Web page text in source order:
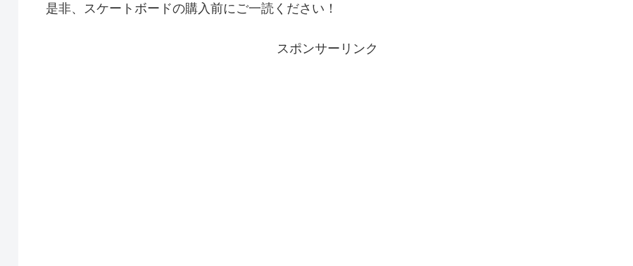
是非、スケートボードの購入前にご一読ください！
スポンサーリンク